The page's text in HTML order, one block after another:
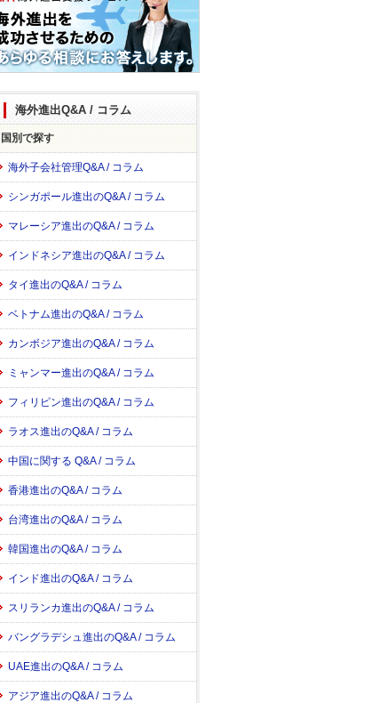
海外進出Q&A / コラム
国別で探す
海外子会社管理Q&A / コラム
シンガポール進出のQ&A / コラム
マレーシア進出のQ&A / コラム
インドネシア進出のQ&A / コラム
タイ進出のQ&A / コラム
ベトナム進出のQ&A / コラム
カンボジア進出のQ&A / コラム
ミャンマー進出のQ&A / コラム
フィリピン進出のQ&A / コラム
ラオス進出のQ&A / コラム
中国に関する Q&A / コラム
香港進出のQ&A / コラム
台湾進出のQ&A / コラム
韓国進出のQ&A / コラム
インド進出のQ&A / コラム
スリランカ進出のQ&A / コラム
バングラデシュ進出のQ&A / コラム
UAE進出のQ&A / コラム
アジア進出のQ&A / コラム